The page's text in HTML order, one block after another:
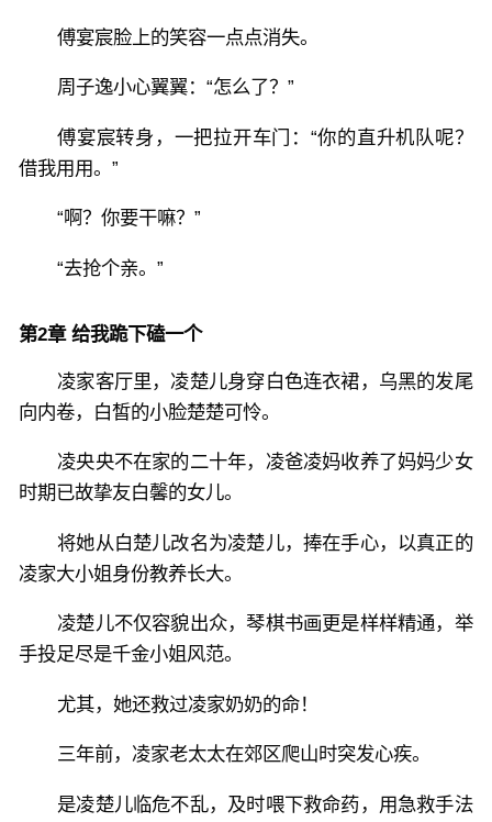
傅宴宸脸上的笑容一点点消失。
周子逸小心翼翼：“怎么了？”
傅宴宸转身，一把拉开车门：“你的直升机队呢？
借我用用。”
“啊？你要干嘛？”
“去抢个亲。”
第2章 给我跪下磕一个
凌家客厅里，凌楚儿身穿白色连衣裙，乌黑的发尾
向内卷，白皙的小脸楚楚可怜。
凌央央不在家的二十年，凌爸凌妈收养了妈妈少女
时期已故挚友白馨的女儿。
将她从白楚儿改名为凌楚儿，捧在手心，以真正的
凌家大小姐身份教养长大。
凌楚儿不仅容貌出众，琴棋书画更是样样精通，举
手投足尽是千金小姐风范。
尤其，她还救过凌家奶奶的命！
三年前，凌家老太太在郊区爬山时突发心疾。
是凌楚儿临危不乱，及时喂下救命药，用急救手法